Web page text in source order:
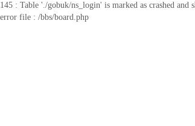
145 : Table './gobuk/ns_login' is marked as crashed and
error file : /bbs/board.php